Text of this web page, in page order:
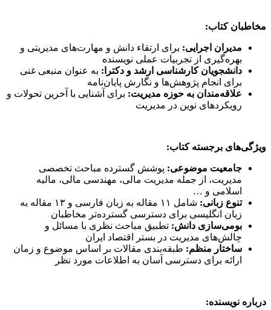
مخاطبان کتاب:
مدیران اجرایی: برای ارتقاء دانش و مهارت‌های مدیریتی و
بهره‌گیری از تجربیات عملی نویسنده
دانشجویان کارشناسی ارشد و دکترا: به عنوان منبعی غنی
برای انجام پژوهش‌ها و نگارش پایان‌نامه
علاقه‌مندان به حوزه مدیریت: برای آشنایی با آخرین تحولات و
رویکردهای نوین در مدیریت
ویژگی‌های برجسته کتاب:
جامعیت موضوعی: پوشش گسترده مباحث تخصصی
مدیریت، از جمله مدیریت مالی، مهندسی مالی، مالیه
اسلامی و …
تنوع زبانی:
شامل ۱۱ مقاله به زبان فارسی و ۱۳ مقاله به
زبان انگلیسی برای دسترسی گسترده‌تر مخاطبان
بومی‌سازی دانش: تطبیق مباحث نظری با مسائل و
چالش‌های مدیریت در بستر اقتصاد ایران
ساختار منظم: طبقه‌بندی مقالات بر اساس موضوع و زمان
ارائه برای دسترسی آسان به اطلاعات مورد نظر
درباره نویسنده: